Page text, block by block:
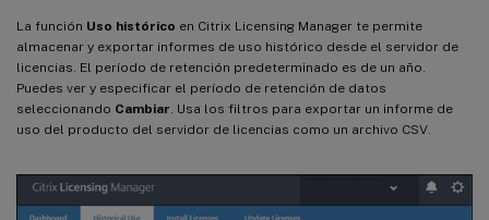
La función Uso histórico en Citrix Licensing Manager te permite
almacenar y exportar informes de uso histórico desde el servidor de
licencias. El período de retención predeterminado es de un año.
Puedes ver y especificar el período de retención de datos
seleccionando Cambiar . Usa los filtros para exportar un informe de
uso del producto del servidor de licencias como un archivo CSV.